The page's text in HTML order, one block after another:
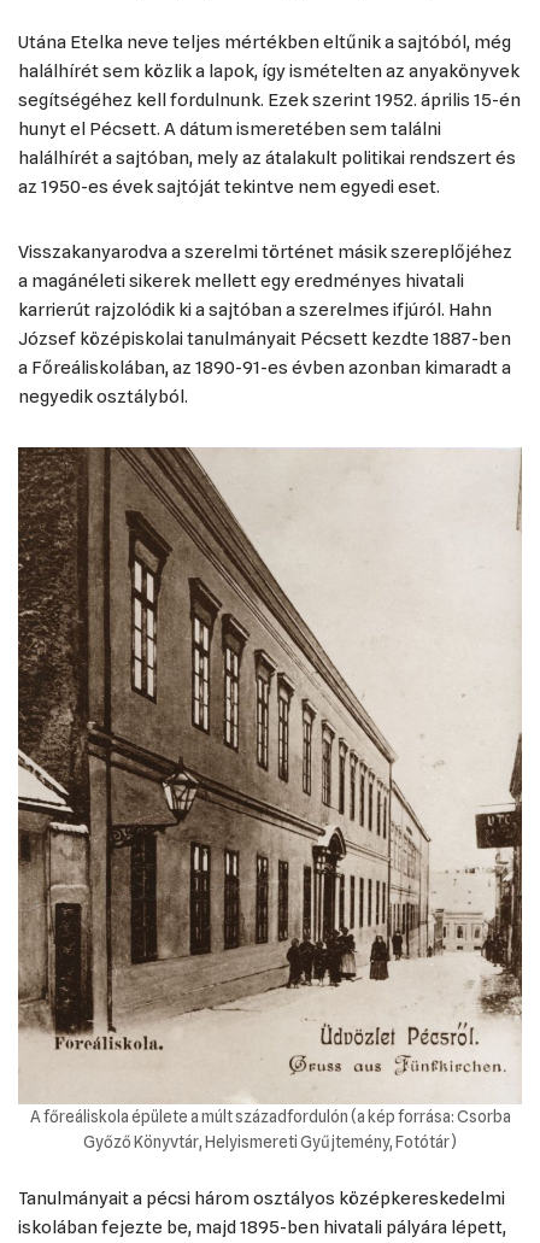
Utána Etelka neve teljes mértékben eltűnik a sajtóból, még
halálhírét sem közlik a lapok, így ismételten az anyakönyvek
segítségéhez kell fordulnunk. Ezek szerint 1952. április 15-én
hunyt el Pécsett. A dátum ismeretében sem találni
halálhírét a sajtóban, mely az átalakult politikai rendszert és
az 1950-es évek sajtóját tekintve nem egyedi eset.
Visszakanyarodva a szerelmi történet másik szereplőjéhez
a magánéleti sikerek mellett egy eredményes hivatali
karrierút rajzolódik ki a sajtóban a szerelmes ifjúról. Hahn
József középiskolai tanulmányait Pécsett kezdte 1887-ben
a Főreáliskolában, az 1890-91-es évben azonban kimaradt a
negyedik osztályból.
A főreáliskola épülete a múlt századfordulón (a kép forrása: Csorba
Győző Könyvtár, Helyismereti Gyűjtemény, Fotótár)
Tanulmányait a pécsi három osztályos középkereskedelmi
iskolában fejezte be, majd 1895-ben hivatali pályára lépett,